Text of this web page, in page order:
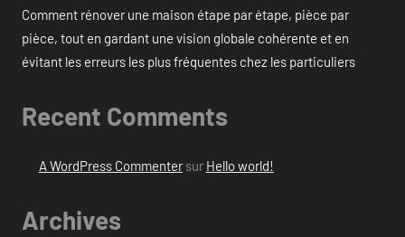
Comment rénover une maison étape par étape, pièce par
pièce, tout en gardant une vision globale cohérente et en
évitant les erreurs les plus fréquentes chez les particuliers
Recent Comments
A WordPress Commentersur Hello world!
Archives